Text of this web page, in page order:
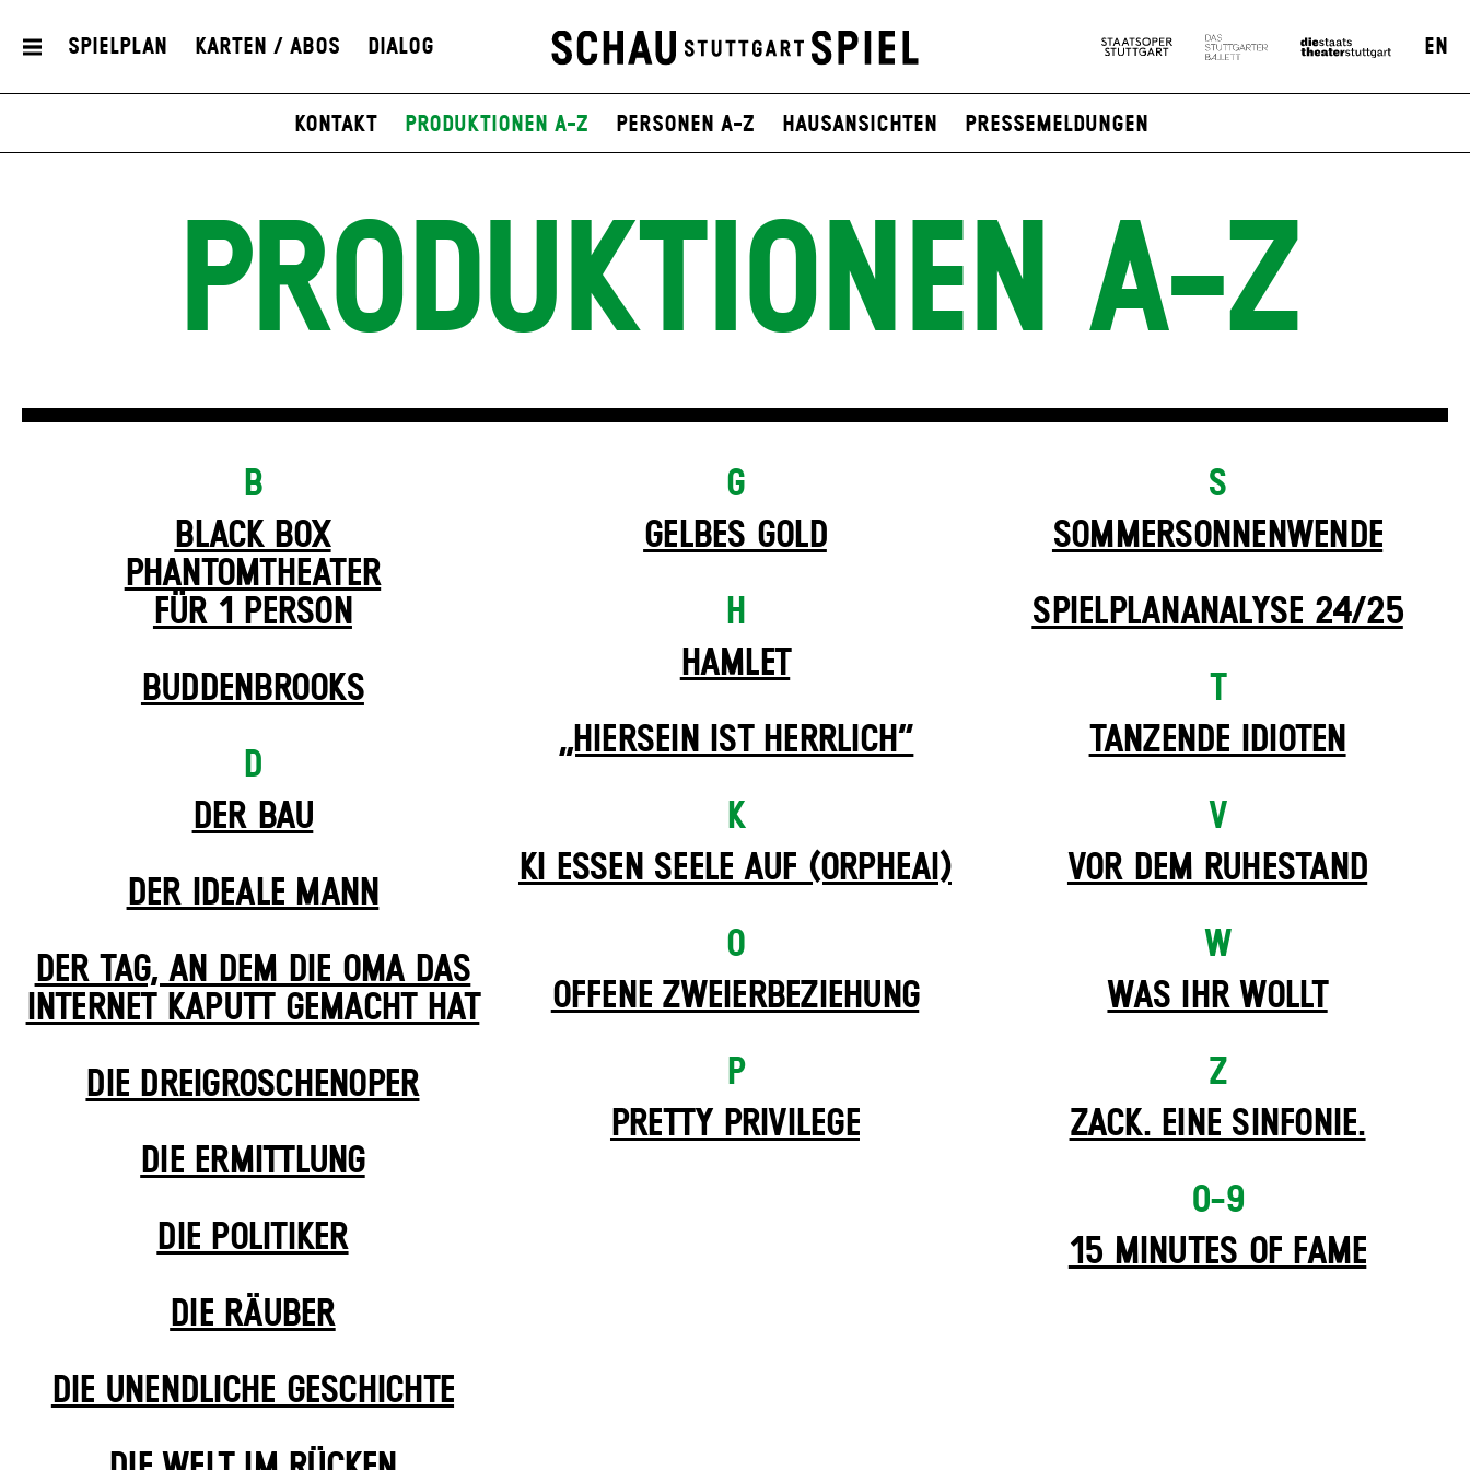
Spielplan Karten / Abos Dialog EN
Kontakt Produktionen A-Z Personen A-Z Hausansichten Pressemeldungen
PRODUKTIONEN A-Z
B
BLACK BOX
PHANTOM­THEATER
FÜR 1 PERSON
BUDDENBROOKS
D
DER BAU
DER IDEALE MANN
DER TAG, AN DEM DIE OMA DAS
INTERNET KAPUTT GEMACHT HAT
DIE DREI­GROSCHEN­OPER
DIE ERMITTLUNG
DIE POLITIKER
DIE RÄUBER
DIE UN­ENDLICHE GESCHICHTE
G
GELBES GOLD
H
HAMLET
„HIERSEIN IST HERRLICH“
K
KI ESSEN SEELE AUF (ORPHEAI)
O
OFFENE ZWEIER­BEZIEHUNG
P
PRETTY PRIVILEGE
S
SOMMER­SONNEN­WENDE
SPIELPLAN­ANALYSE 24/25
T
TANZENDE IDIOTEN
V
VOR DEM RUHESTAND
W
WAS IHR WOLLT
Z
ZACK. EINE SINFONIE.
0-9
15 MINUTES OF FAME